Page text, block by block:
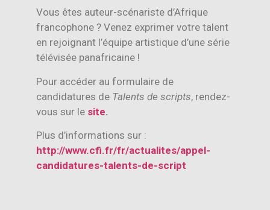
Vous êtes auteur-scénariste d’Afrique
francophone ? Venez exprimer votre talent
en rejoignant l’équipe artistique d’une série
télévisée panafricaine !
Pour accéder au formulaire de
candidatures de Talents de scripts, rendez-
vous sur le site.
Plus d’informations sur :
http://www.cfi.fr/fr/actualites/appel-
candidatures-talents-de-script